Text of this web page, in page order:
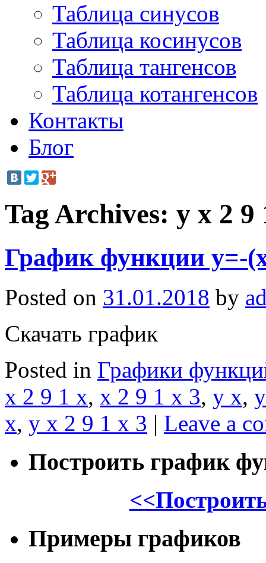
Таблица синусов
Таблица косинусов
Таблица тангенсов
Таблица котангенсов
Контакты
Блог
Tag Archives: y x 2 9
График функции y=-
Posted on 31.01.2018 by
Скачать график
Posted in Графики
x 2 9 1 x, x 2 9 1 x 3, y x,
x, y x 2 9 1 x 3 | Leave a
Построить график
Примеры графиков